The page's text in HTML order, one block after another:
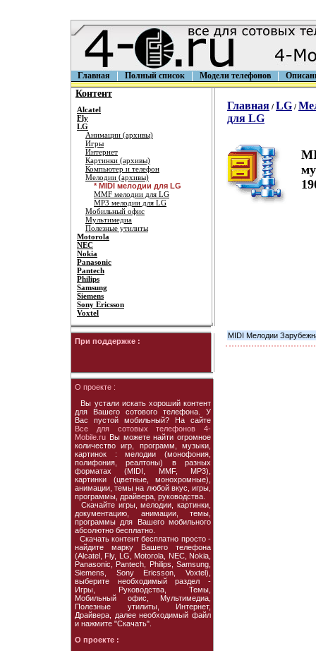
Главная Полный список Модели телефонов
Контент
Alcatel
Fly
LG
Анимации (архивы)
Игры
Интернет
Картинки (архивы)
Компьютер и телефон
Мелодии (архивы)
* MIDI мелодии для LG
MMF мелодии для LG
MP3 мелодии для LG
Мобильный офис
Мультимедиа
Полезные утилиты
Motorola
NEC
Nokia
Panasonic
Pantech
Philips
Samsung
Siemens
Sony Ericsson
Voxtel
При поддержке :
О проекте :
Вы устали искать хороший контент
для Вашего сотового телефона. У
Вас пустой мобильный? На сайте
Все для сотовых телефонов 4-
Mobile.ru Вы можете найти огромное
количество игр, программ, музыки,
картинок : мелодии (монофония,
полифония, реалтоны) в разных
форматах (MIDI, MMF, MP3),
картинки (цветные, монохромные),
анимации, темы на любой вкус, игры,
программы, драйвера, руководства.
Скачайте игры, мелодии, картинки,
документацию, анимации, темы,
программы для Вашего мобильного
абсолютно бесплатно.
Скачать контент бесплатно просто -
найдите марку Вашего телефона
(Alcatel, Fly, LG, Motorola, NEC, Nokia,
Panasonic, Pantech, Philips, Samsung,
Siemens, Sony Ericsson, Voxtel),
выберите необходимый раздел -
Игры, Руководства, Темы,
Мобильный офис, Мультимедиа,
Полезные утилиты, Интернет,
Драйвера, далее необходимый файл
и нажмите "Скачать".
О проекте :
Главная / LG /
для LG
MIDI Мелодии